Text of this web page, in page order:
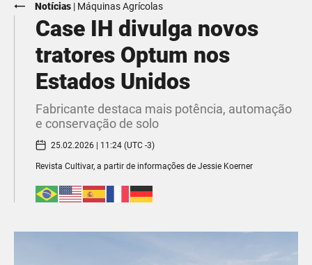
Notícias | Máquinas Agrícolas
Case IH divulga novos
tratores Optum nos
Estados Unidos
Fabricante destaca mais potência, automação
e conservação de solo
25.02.2026 | 11:24 (UTC -3)
Revista Cultivar, a partir de informações de Jessie Koerner